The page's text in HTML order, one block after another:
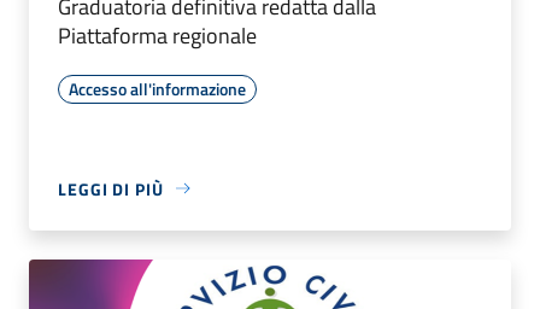
Piattaforma regionale
Accesso all'informazione
LEGGI DI PIÙ